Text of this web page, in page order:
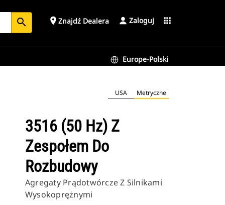
search place Znajdź Dealera Zaloguj apps
Europe-Polski
USA Metryczne
3516 (50 Hz) Z
Zespołem Do
Rozbudowy
Agregaty Prądotwórcze Z Silnikami
Wysokoprężnymi